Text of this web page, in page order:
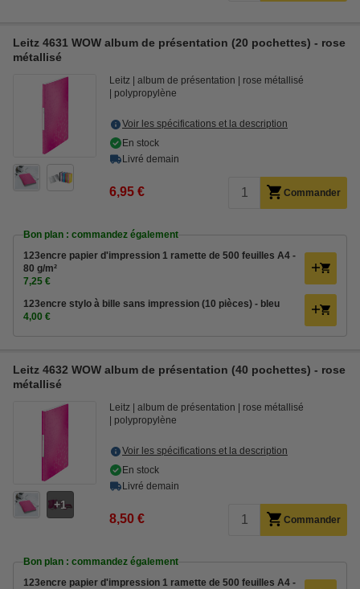
Leitz 4631 WOW album de présentation (20 pochettes) - rose
métallisé
Leitz album de présentation
rose métallisé
polypropylène
Voir les spécifications et la description
En stock
Livré demain
6,95 € Commander
Bon plan : commandez également
123encre papier d'impression 1 ramette de 500 feuilles A4 -
80 g/m²
7,25 €
123encre stylo à bille sans impression (10 pièces) - bleu
4,00 €
Leitz 4632 WOW album de présentation (40 pochettes) - rose
métallisé
1
Leitz album de présentation
rose métallisé
polypropylène
Voir les spécifications et la description
En stock
Livré demain
8,50 € Commander
Bon plan : commandez également
123encre papier d'impression 1 ramette de 500 feuilles A4 -